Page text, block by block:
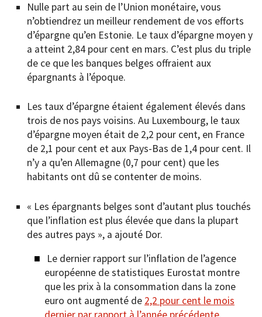
Nulle part au sein de l’Union monétaire, vous
n’obtiendrez un meilleur rendement de vos efforts
d’épargne qu’en Estonie. Le taux d’épargne moyen y
a atteint 2,84 pour cent en mars. C’est plus du triple
de ce que les banques belges offraient aux
épargnants à l’époque.
Les taux d’épargne étaient également élevés dans
trois de nos pays voisins. Au Luxembourg, le taux
d’épargne moyen était de 2,2 pour cent, en France
de 2,1 pour cent et aux Pays-Bas de 1,4 pour cent. Il
n’y a qu’en Allemagne (0,7 pour cent) que les
habitants ont dû se contenter de moins.
« Les épargnants belges sont d’autant plus touchés
que l’inflation est plus élevée que dans la plupart
des autres pays », a ajouté Dor.
Le dernier rapport sur l’inflation de l’agence
européenne de statistiques Eurostat montre
que les prix à la consommation dans la zone
euro ont augmenté de 2,2 pour cent le mois